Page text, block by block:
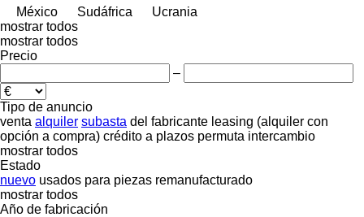
México
Sudáfrica
Ucrania
mostrar todos
mostrar todos
Precio
–
Tipo de anuncio
venta alquiler subasta del fabricante leasing (alquiler con
opción a compra) crédito a plazos permuta intercambio
mostrar todos
Estado
nuevo usados para piezas remanufacturado
mostrar todos
Año de fabricación